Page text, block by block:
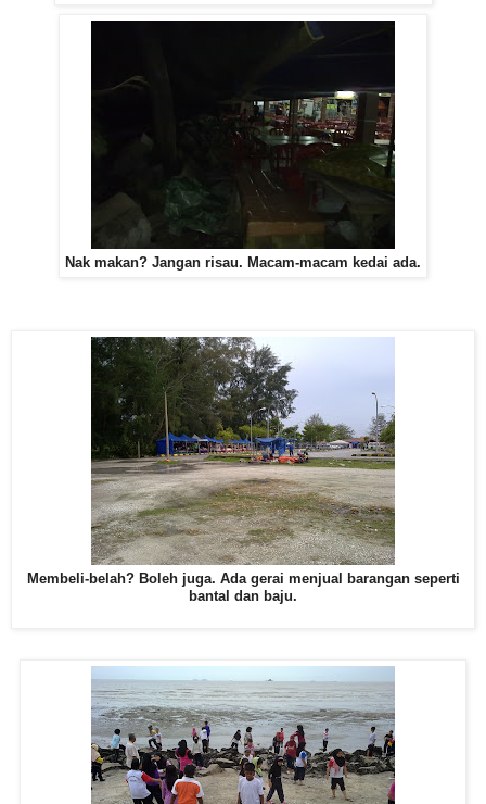
Nak makan? Jangan risau. Macam-macam kedai ada.
Membeli-belah? Boleh juga. Ada gerai menjual barangan seperti
bantal dan baju.